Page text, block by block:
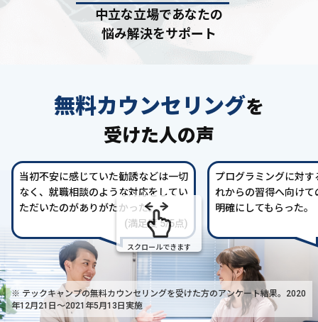
中立な立場であなたの
悩み解決をサポート
無料カウンセリングを
受けた人の声
当初不安に感じていた勧誘などは一切
なく、就職相談のような対応をしてい
ただいたのがありがたかった。
(満足度 5/5点)
プログラミングに対
れからの習得へ向け
明確にしてもらった。
スクロールできます
※ テックキャンプの無料カウンセリングを受けた方のアンケート結果。2020
年12月21日〜2021年5月13日実施